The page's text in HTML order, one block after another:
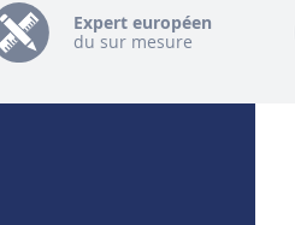
Expert européen
du sur mesure